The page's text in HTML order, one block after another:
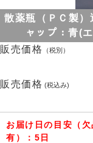
散薬瓶（ＰＣ製
ャップ：青(
販売価格
（税別）
販売価格 (税込み)
お届け日の目安（
有）：5日